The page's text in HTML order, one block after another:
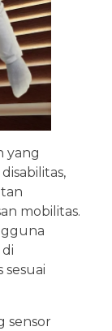
yang
mobilitas.
sensor